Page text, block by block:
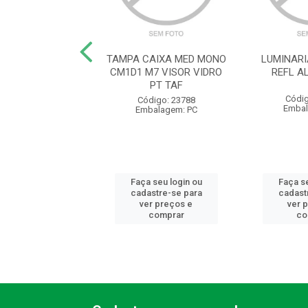
TAMPA CAIXA MED MONO
CM1D1 M7 VISOR VIDRO
PT TAF
Código: 23788
Embalagem: PC
Faça seu login ou
cadastre-se para
ver preços e
comprar
REFL
Faça
ver